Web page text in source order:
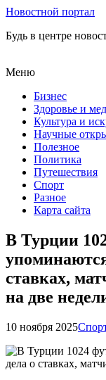
Новостной портал
Будь в центре
Меню
Бизнес
Здоровье и
Культура и
Научные
Полезное
Политика
Путешествия
Спорт
Разное
Карта сайта
В Турции
ставках,
на две
10 ноября 2025